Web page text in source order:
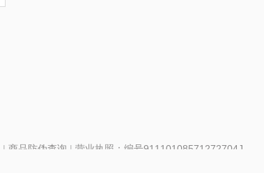
| 商品防伪查询 | 营业执照：编号91110108571272704J